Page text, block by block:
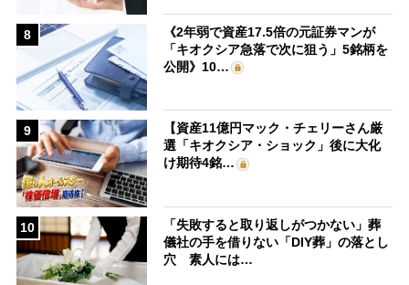
8
《2年弱で資産17.5倍の元証券マンが
「キオクシア急落で次に狙う」5銘柄を
公開》10…
9
【資産11億円マック・チェリーさん厳
選「キオクシア・ショック」後に大化
け期待4銘…
10
「失敗すると取り返しがつかない」葬
儀社の手を借りない「DIY葬」の落とし
穴 素人には…